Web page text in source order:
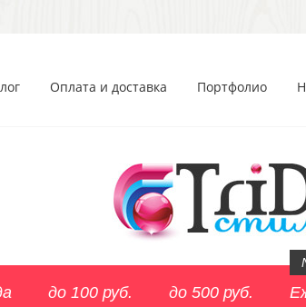
Оплата и доставка Портфолио
до 100 руб. до 500 руб.